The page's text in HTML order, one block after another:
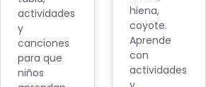
actividades
y
canciones
para que
niños
hiena,
coyote.
Aprende
con
actividades